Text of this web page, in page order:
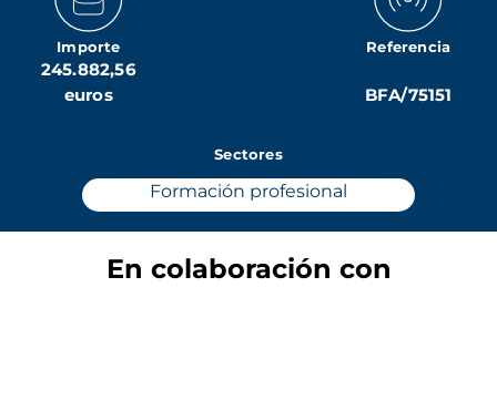
Importe
245.882,56
euros
Referencia
BFA/75151
Sectores
Formación profesional
En colaboración con